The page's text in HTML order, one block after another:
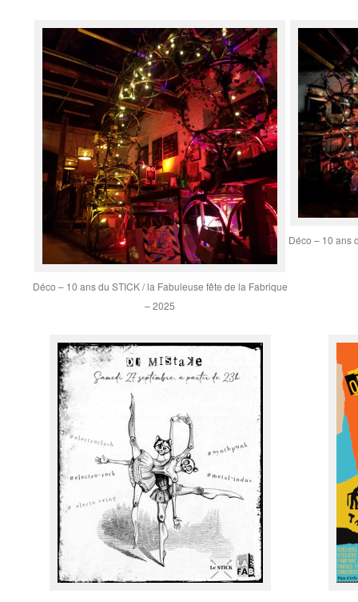
Déco – 10 ans du STICK / la Fabuleuse fête de la Fabrique
– 2025
Déco – 10 ans